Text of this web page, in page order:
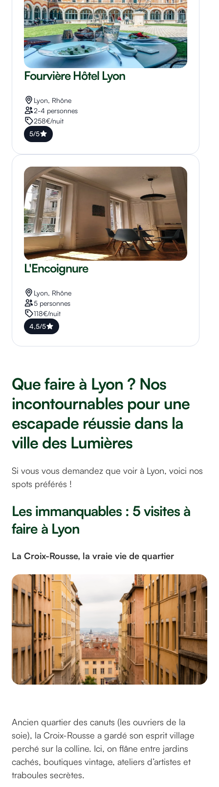
Fourvière Hôtel Lyon
Lyon, Rhône
2-4 personnes
258€/nuit
5/5
L'Encoignure
Lyon, Rhône
5 personnes
118€/nuit
4,5/5
Que faire à Lyon ? Nos
incontournables pour une
escapade réussie dans la
ville des Lumières
Si vous vous demandez que voir à Lyon, voici nos
spots préférés !
Les immanquables : 5 visites à
faire à Lyon
La Croix-Rousse, la vraie vie de quartier
Ancien quartier des canuts (les ouvriers de la
soie), la Croix-Rousse a gardé son esprit village
perché sur la colline. Ici, on flâne entre jardins
cachés, boutiques vintage, ateliers d’artistes et
traboules secrètes.